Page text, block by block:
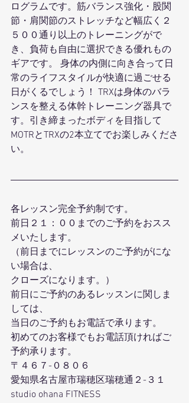
ログラムです。筋バランス強化・股関
節・肩関節のストレッチなど幅広く２
５００通り以上のトレーニングがで
き、負荷も自由に選択できる優れもの
ギアです。 身体の内側に向き合って日
常のライフスタイルが快適に過ごせる
日がくるでしょう！ TRXは身体のバラ
ンスを整える体幹トレーニング器具で
す。引き締まったボディを目指して
MOTRとTRXの2本立てでお楽しみくださ
い。
各レッスン完全予約制です。
前日２１：００までのご予約をおスス
メいたします。
（前日までにレッスンのご予約がにな
い場合は、
クローズになります。）
前日にご予約のあるレッスンに関しま
しては、
当日のご予約もお電話で承ります。
初めてのお客様でもお電話頂ければご
予約承ります。
〒４６７-０８０６
愛知県名古屋市瑞穂区瑞穂通２-３１
studio ohana FITNESS